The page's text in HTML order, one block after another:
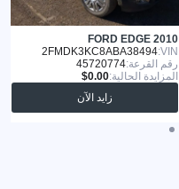
FORD EDGE 2010
VIN:
2FMDK3KC8ABA38494
رقم القرعة:45720774
المزايدة الحالية:
زايد الآن